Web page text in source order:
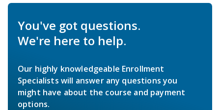
You've got questions.
We're here to help.
Our highly knowledgeable Enrollment
Specialists will answer any questions you
might have about the course and payment
options.